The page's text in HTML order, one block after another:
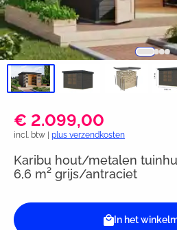
€ 2.099,00
incl. btw | plus verzendkosten
Karibu hout/metalen
6,6 m² grijs/antraciet
In het